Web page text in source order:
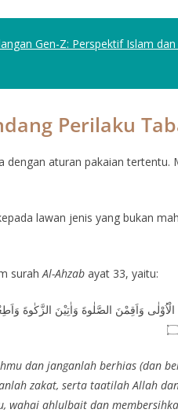
Gen-Z: Perspektif Islam
Perilaku
dengan aturan pakaian tertentu.
lawan jenis yang bukan
surahAl-Ahzab ayat 33, yaitu:
وَاَقِمْنَ الصَّلٰوةَ وَاٰتِيْنَ الزَّكٰوةَ
dan janganlah berhias (dan
zakat, serta taatilah Allah dan
wahai ahlulbait dan